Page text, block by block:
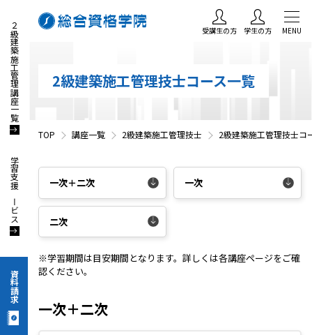
２級建築施工管理講座一覧
学習支援サービス
資料請求
受講生の方 学生の方 MENU
2級建築施工管理技士コース一覧
TOP 講座一覧 2級建築施工管理技士 2級建築施工管理技士コ
一次＋二次 一次
二次
※学習期間は目安期間となります。詳しくは各講座ページをご確
認ください。
一次＋二次